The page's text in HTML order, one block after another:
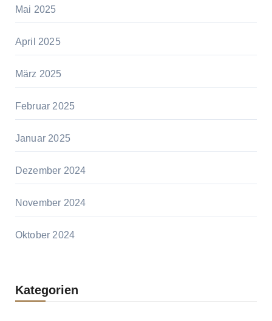
Mai 2025
April 2025
März 2025
Februar 2025
Januar 2025
Dezember 2024
November 2024
Oktober 2024
Kategorien